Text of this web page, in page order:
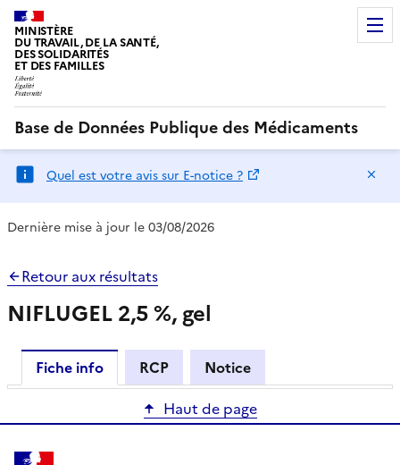
MINISTÈRE
DU TRAVAIL, DE LA SANTÉ,
DES SOLIDARITÉS
ET DES FAMILLES
Base de Données Publique des Médicaments
Quel est votre avis sur E-notice ?
Dernière mise à jour le 03/08/2026
Retour aux résultats
NIFLUGEL 2,5 %, gel
Fiche info RCP
Notice
Haut de page